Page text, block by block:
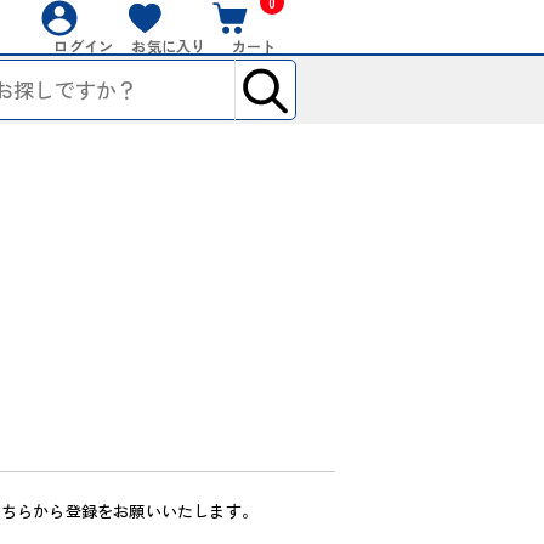
ログイン お気に入り カート
らから登録をお願いいたします。